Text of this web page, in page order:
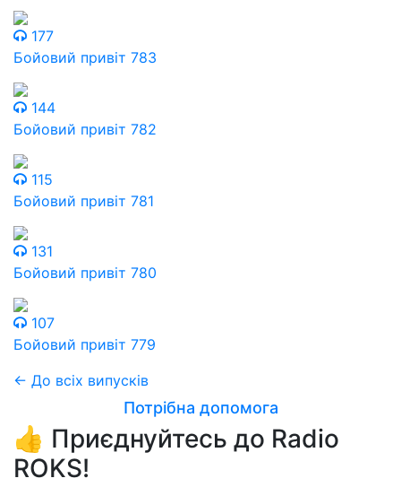
177
Бойовий привіт 783
144
Бойовий привіт 782
115
Бойовий привіт 781
131
Бойовий привіт 780
107
Бойовий привіт 779
← До всіх випусків
Потрібна допомога
👍 Приєднуйтесь до Radio
ROKS!